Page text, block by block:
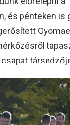
és pénteken is